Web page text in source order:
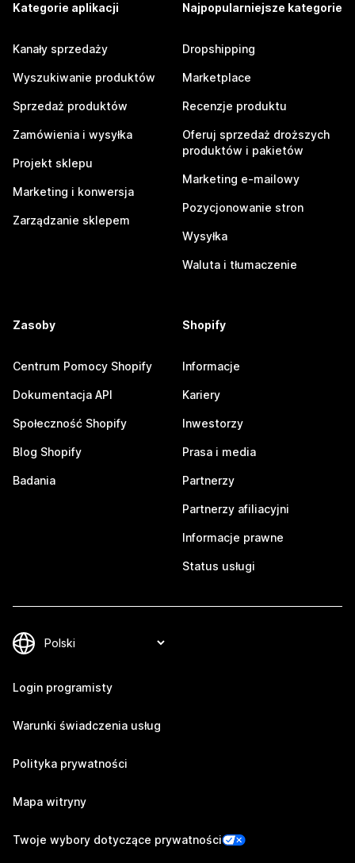
Kategorie aplikacji
Kanały sprzedaży
Wyszukiwanie produktów
Sprzedaż produktów
Zamówienia i wysyłka
Projekt sklepu
Marketing i konwersja
Zarządzanie sklepem
Najpopularniejsze kategorie
Dropshipping
Marketplace
Recenzje produktu
Oferuj sprzedaż droższych
produktów i pakietów
Marketing e-mailowy
Pozycjonowanie stron
Wysyłka
Waluta i tłumaczenie
Zasoby
Centrum Pomocy Shopify
Dokumentacja API
Społeczność Shopify
Blog Shopify
Badania
Shopify
Informacje
Kariery
Inwestorzy
Prasa i media
Partnerzy
Partnerzy afiliacyjni
Informacje prawne
Status usługi
Login programisty
Warunki świadczenia usług
Polityka prywatności
Mapa witryny
Twoje wybory dotyczące prywatności